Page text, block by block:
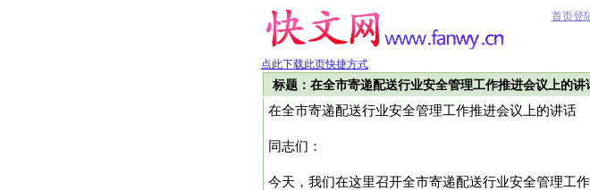
首页登
点此下载此页快捷方式
标题：在全市寄递配送行业安全管理工作推进会议上的讲
在全市寄递配送行业安全管理工作推进会议上的讲话
同志们：
今天，我们在这里召开全市寄递配送行业安全管理工